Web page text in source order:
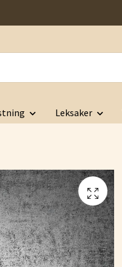
Leksaker